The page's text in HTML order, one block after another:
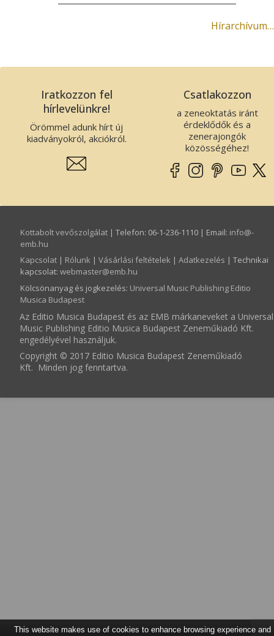
Hírarchívum…
Iratkozzon fel
hírlevelünkre!
Örömmel adunk hírt új
kiadványokról, akciókról.
Csatlakozzon
a zeneoktatás iránt
érdeklődők és a
zenerajongók
közösségéhez!
Kottabolt vevőszolgálat | Telefon: 06-1-236-1110 | Email: info­@­
emb.hu
Kapcsolat | Rólunk | Vásárlási feltételek | Adatkezelés | Technikai
kapcsolat: webmaster­@­emb.hu
Kölcsönanyag és jogkezelés: Universal Music Publishing Editio
Musica Budapest
Az Editio Musica Budapest és az EMB márkaneveket a Universal
Music Publishing Editio Musica Budapest Zeneműkiadó Kft.
engedélyével használjuk.
Copyright © 2017 Editio Musica Budapest Zeneműkiadó
Kft. Minden jog fenntartva.
This website makes use of cookies to enhance browsing experience and